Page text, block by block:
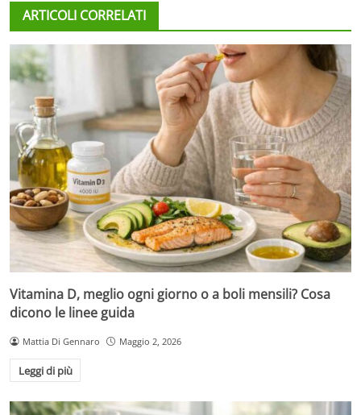
ARTICOLI CORRELATI
Vitamina D, meglio ogni giorno o a boli mensili? Cosa
dicono le linee guida
Mattia Di Gennaro Maggio 2, 2026
Leggi di più